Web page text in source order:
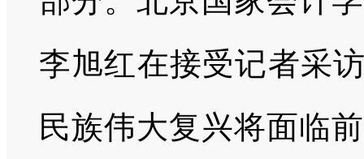
李旭红在接受记者采
民族伟大复兴将面临